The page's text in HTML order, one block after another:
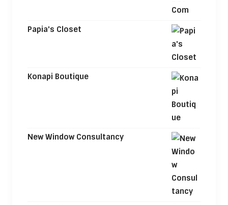
Papia's Closet
Konapi Boutique
New Window Consultancy